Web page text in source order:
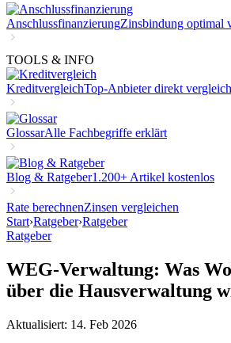
AnschlussfinanzierungZinsbindung optimal
TOOLS & INFO
KreditvergleichTop-Anbieter direkt
GlossarAlle Fachbegriffe erklärt
Blog & Ratgeber1.200+ Artikel kostenlos
Rate berechnenZinsen vergleichen
Start›Ratgeber›Ratgeber
Ratgeber
WEG-Verwaltung: Was
über die Hausverwaltung
Aktualisiert: 14. Feb 2026